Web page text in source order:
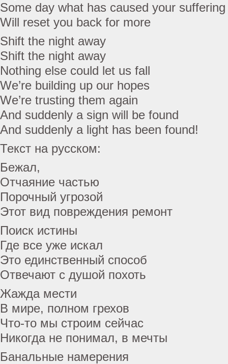
Some day what has caused your suffering
Will reset you back for more
Shift the night away
Shift the night away
Nothing else could let us fall
We’re building up our hopes
We’re trusting them again
And suddenly a sign will be found
And suddenly a light has been found!
Текст на русском:
Бежал,
Отчаяние частью
Порочный угрозой
Этот вид повреждения ремонт
Поиск истины
Где все уже искал
Это единственный способ
Отвечают с душой похоть
Жажда мести
В мире, полном грехов
Что-то мы строим сейчас
Никогда не понимал, в мечты
Банальные намерения